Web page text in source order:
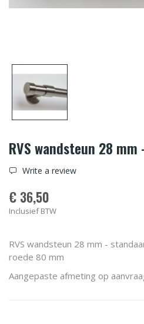
RVS wandsteun 28
Write a review
€ 36,50
Inclusief BTW
RVS wandsteun 28 mm -
roede 80 mm
Aangepaste afmeting op